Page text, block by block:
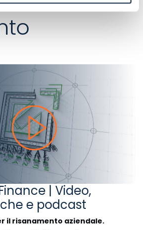
| Video,
e podcast
il risanamento aziendale.